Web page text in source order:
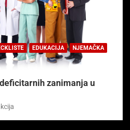
EDUKACIJA
NJEMAČKA
zanimanja u